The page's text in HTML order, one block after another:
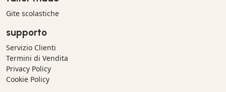
Gite scolastiche
supporto
Servizio Clienti
Termini di Vendita
Privacy Policy
Cookie Policy